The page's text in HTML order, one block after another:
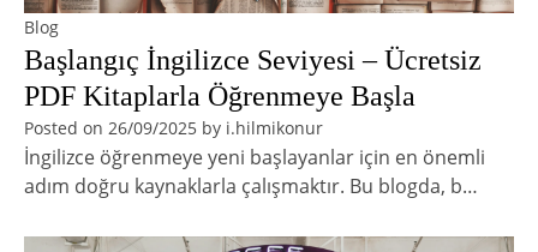
Blog
Başlangıç İngilizce Seviyesi – Ücretsiz
PDF Kitaplarla Öğrenmeye Başla
Posted on 26/09/2025 by i.hilmikonur
İngilizce öğrenmeye yeni başlayanlar için en önemli
adım doğru kaynaklarla çalışmaktır. Bu blogda, b…